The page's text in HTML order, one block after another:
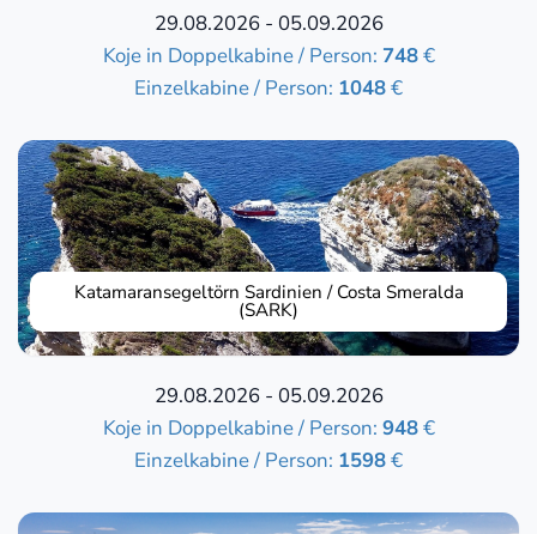
29.08.2026 - 05.09.2026
Koje in Doppelkabine / Person: 748€
Einzelkabine / Person: 1048€
Katamaransegeltörn Sardinien / Costa Smeralda
(SARK)
29.08.2026 - 05.09.2026
Koje in Doppelkabine / Person: 948€
Einzelkabine / Person: 1598€